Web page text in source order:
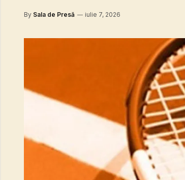
By Sala de Presă iulie 7, 2026